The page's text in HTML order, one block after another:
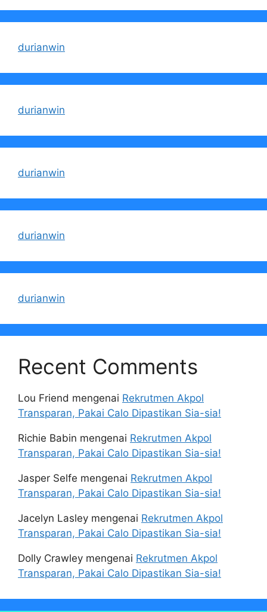
durianwin
durianwin
durianwin
durianwin
durianwin
Recent Comments
Lou Friend mengenai Rekrutmen Akpol
Transparan, Pakai Calo Dipastikan Sia-sia!
Richie Babin mengenai Rekrutmen Akpol
Transparan, Pakai Calo Dipastikan Sia-sia!
Jasper Selfe mengenai Rekrutmen Akpol
Transparan, Pakai Calo Dipastikan Sia-sia!
Jacelyn Lasley mengenai Rekrutmen Akpol
Transparan, Pakai Calo Dipastikan Sia-sia!
Dolly Crawley mengenai Rekrutmen Akpol
Transparan, Pakai Calo Dipastikan Sia-sia!